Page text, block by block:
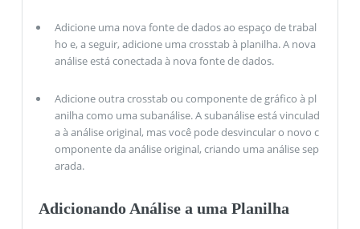
Adicione uma nova fonte de dados ao espaço de trabal
ho e, a seguir, adicione uma crosstab à planilha. A nova
análise está conectada à nova fonte de dados.
Adicione outra crosstab ou componente de gráfico à pl
anilha como uma subanálise. A subanálise está vinculad
a à análise original, mas você pode desvincular o novo c
omponente da análise original, criando uma análise sep
arada.
Adicionando Análise a uma Planilha